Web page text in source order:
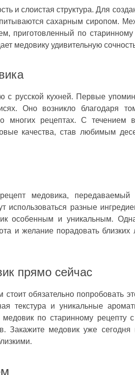
и слоистая структура. Для
сахарным сиропом.
приготовленный по
медовику удивительную
с русской кухней. Первые
Оно возникло благодаря
многих рецептах. С течением
качества, став любимым
медовика,
использоваться разные
особенным и уникальным.
и желание порадовать
прямо сейчас
обязательно попробовать
текстура и уникальные
по старинному рецепту
Закажите медовик уже сегодня